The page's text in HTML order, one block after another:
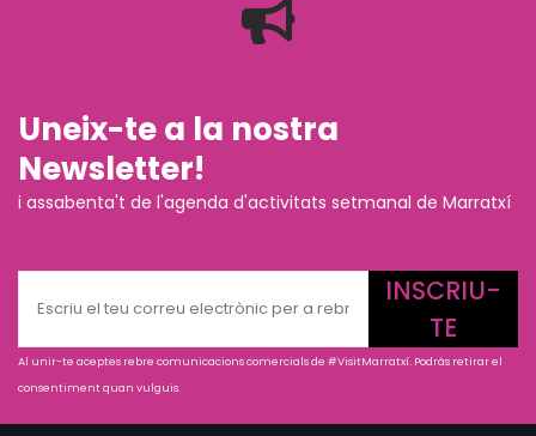
Uneix-te a la nostra
Newsletter!
i assabenta't de l'agenda d'activitats setmanal de Marratxí
INSCRIU-
TE
Al unir-te aceptes rebre comunicacions comercials de #VisitMarratxí. Podràs retirar el
consentiment quan vulguis.